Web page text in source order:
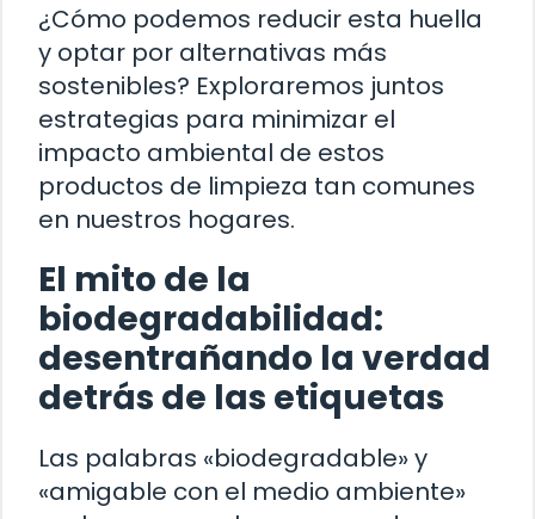
¿Cómo podemos reducir esta huella
y optar por alternativas más
sostenibles? Exploraremos juntos
estrategias para minimizar el
impacto ambiental de estos
productos de limpieza tan comunes
en nuestros hogares.
El mito de la
biodegradabilidad:
desentrañando la verdad
detrás de las etiquetas
Las palabras «biodegradable» y
«amigable con el medio ambiente»